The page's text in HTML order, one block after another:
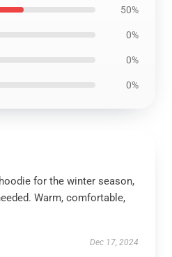
50%
0%
0%
0%
for the winter season,
Warm, comfortable,
Dec 17, 2024